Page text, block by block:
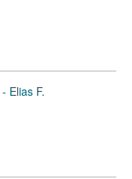
Elias F.